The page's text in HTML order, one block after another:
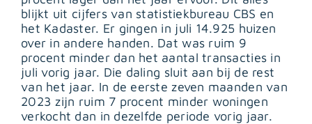
blijkt uit cijfers van statistiekbureau CBS en
het Kadaster. Er gingen in juli 14.925 huizen
over in andere handen. Dat was ruim 9
procent minder dan het aantal transacties in
juli vorig jaar. Die daling sluit aan bij de rest
van het jaar. In de eerste zeven maanden van
2023 zijn ruim 7 procent minder woningen
verkocht dan in dezelfde periode vorig jaar.